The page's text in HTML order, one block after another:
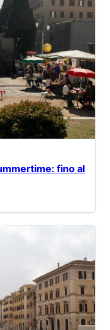
fino al